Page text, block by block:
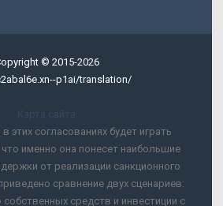
© 2015-2026
p1ai/translation/
Карта сайта
этих согласованиях будет играть
именно она понесет наибольшие
от реализации санкционного
сравнение двух сценариев:
собственных средств и инвестиции с